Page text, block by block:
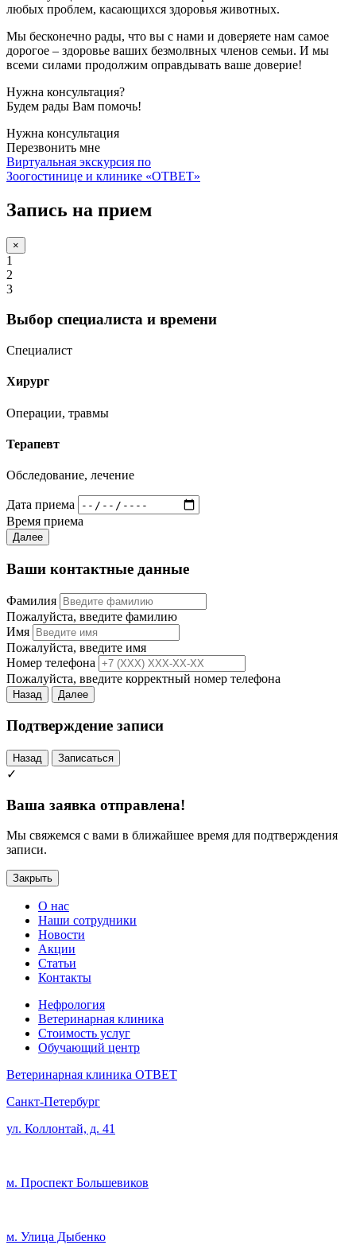
любых проблем, касающихся здоровья животных.
Мы бесконечно рады, что вы с нами и доверяете нам самое
дорогое – здоровье ваших безмолвных членов семьи. И мы
всеми силами продолжим оправдывать ваше доверие!
Нужна консультация?
Будем рады Вам помочь!
Нужна консультация
Перезвонить мне
Виртуальная экскурсия по
Зоогостинице и клинике «ОТВЕТ»
Запись на прием
×
1
2
3
Выбор специалиста и времени
Специалист
Хирург
Операции, травмы
Терапевт
Обследование, лечение
Дата приема
Время приема
Далее
Ваши контактные данные
Фамилия
Пожалуйста, введите фамилию
Имя
Пожалуйста, введите имя
Номер телефона
Пожалуйста, введите корректный номер телефона
Назад Далее
Подтверждение записи
Назад Записаться
✓
Ваша заявка отправлена!
Мы свяжемся с вами в ближайшее время для подтверждения
записи.
Закрыть
О нас
Наши сотрудники
Новости
Акции
Статьи
Контакты
Нефрология
Ветеринарная клиника
Стоимость услуг
Обучающий центр
Ветеринарная клиника ОТВЕТ
Санкт-Петербург
ул. Коллонтай, д. 41
м. Проспект Большевиков
м. Улица Дыбенко